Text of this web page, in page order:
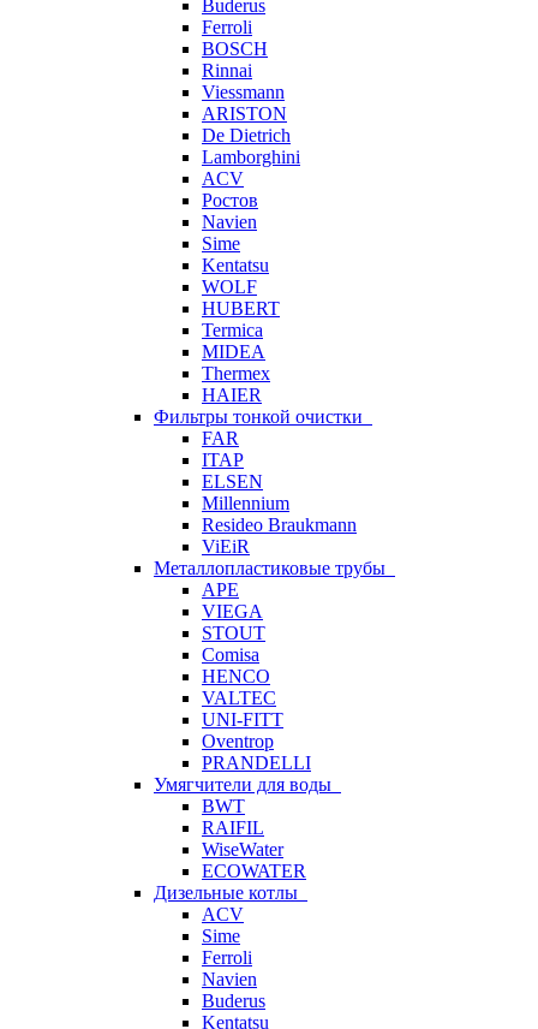
Buderus
Ferroli
BOSCH
Rinnai
Viessmann
ARISTON
De Dietrich
Lamborghini
ACV
Ростов
Navien
Sime
Kentatsu
WOLF
HUBERT
Termica
MIDEA
Thermex
HAIER
Фильтры тонкой очистки
FAR
ITAP
ELSEN
Millennium
Resideo Braukmann
ViEiR
Металлопластиковые трубы
APE
VIEGA
STOUT
Comisa
HENCO
VALTEC
UNI-FITT
Oventrop
PRANDELLI
Умягчители для воды
BWT
RAIFIL
WiseWater
ECOWATER
Дизельные котлы
ACV
Sime
Ferroli
Navien
Buderus
Kentatsu